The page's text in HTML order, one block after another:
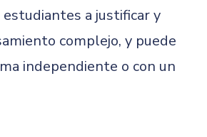
estudiantes a justificar y
complejo, y puede
independiente o con un